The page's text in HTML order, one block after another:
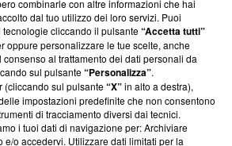
ma ha richiesto di farne
ha ancora effettuato una verifica di
combinarle con altre informazioni che hai
dal tuo utilizzo dei loro servizi. Puoi
tecnologie cliccando il pulsante“Accetta tutti”
oppure personalizzare le tue scelte, anche
al trattamento dei dati personali da
sul pulsante“Personalizza”.
(cliccando sul pulsante“X”in alto a destra),
impostazioni predefinite che non consentono
di tracciamento diversi dai tecnici.
i tuoi dati di navigazione per: Archiviare
e/o accedervi. Utilizzare dati limitati per la